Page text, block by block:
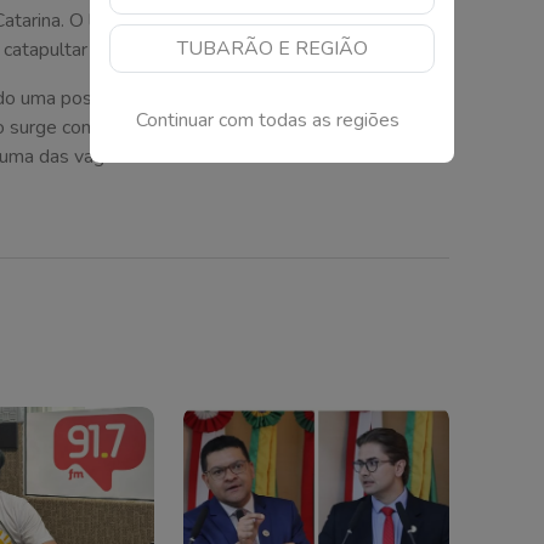
TUBARÃO E REGIÃO
Continuar com todas as regiões
O lado positivo é sobrenome, onde Jair
o nome do filho ao Senado Federal.
uma possível divisão de votos entre os candidatos
como azarão e espera que os 30% dos votos
das vagas.